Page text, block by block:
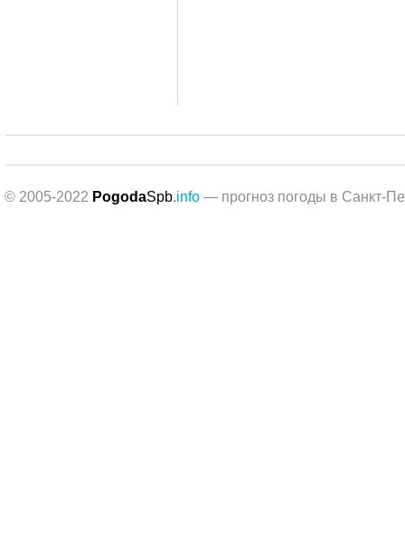
© 2005-2022 PogodaSpb.info — прогноз погоды в Санкт-